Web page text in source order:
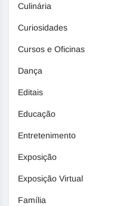
Culinária
Curiosidades
Cursos e Oficinas
Dança
Editais
Educação
Entretenimento
Exposição
Exposição Virtual
Família